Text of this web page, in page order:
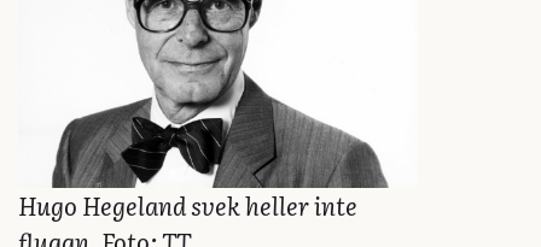
Hugo Hegeland svek heller inte